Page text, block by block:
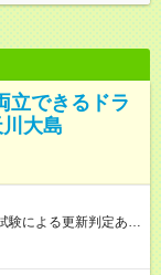
立できるドラ
大島
験による更新判定あり
あり （大学生は＋20